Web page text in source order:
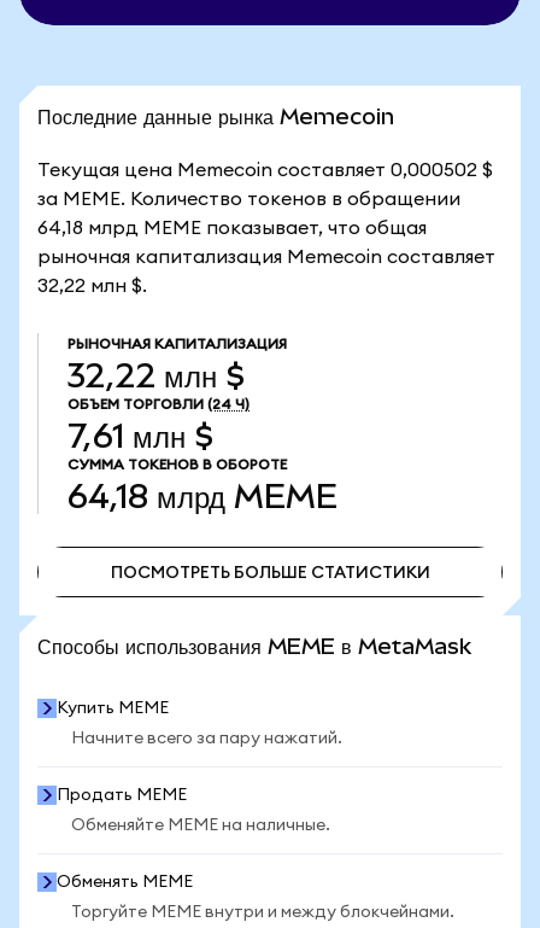
Последние данные рынка Memecoin
Текущая цена Memecoin составляет 0,000502 $
за MEME. Количество токенов в обращении
64,18 млрд MEME показывает, что общая
рыночная капитализация Memecoin составляет
32,22 млн $.
РЫНОЧНАЯ КАПИТАЛИЗАЦИЯ
32,22 млн $
ОБЪЕМ ТОРГОВЛИ (24 Ч)
7,61 млн $
СУММА ТОКЕНОВ В ОБОРОТЕ
64,18 млрд MEME
ПОСМОТРЕТЬ БОЛЬШЕ СТАТИСТИКИ
Способы использования MEME в MetaMask
Купить MEME
Начните всего за пару нажатий.
Продать MEME
Обменяйте MEME на наличные.
Обменять MEME
Торгуйте MEME внутри и между блокчейнами.